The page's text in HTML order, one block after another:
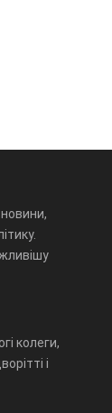
колеги,
і